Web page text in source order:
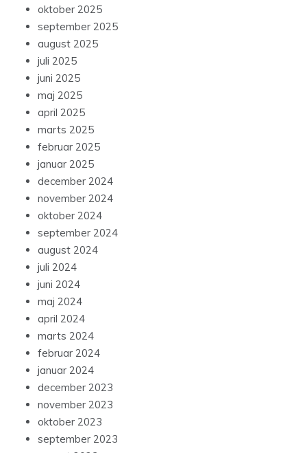
oktober 2025
september 2025
august 2025
juli 2025
juni 2025
maj 2025
april 2025
marts 2025
februar 2025
januar 2025
december 2024
november 2024
oktober 2024
september 2024
august 2024
juli 2024
juni 2024
maj 2024
april 2024
marts 2024
februar 2024
januar 2024
december 2023
november 2023
oktober 2023
september 2023